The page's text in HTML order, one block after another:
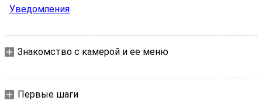
Уведомления
Знакомство с камерой и ее меню
Первые шаги